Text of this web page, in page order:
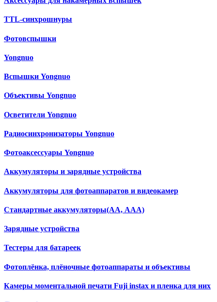
TTL-синхрошнуры
Фотовспышки
Yongnuo
Вспышки Yongnuo
Объективы Yongnuo
Осветители Yongnuo
Радиосинхронизаторы Yongnuo
Фотоаксессуары Yongnuo
Аккумуляторы и зарядные устройства
Аккумуляторы для фотоаппаратов и видеокамер
Cтандартные аккумуляторы(АА, ААА)
Зарядные устройства
Тестеры для батареек
Фотоплёнка, плёночные фотоаппараты и объективы
Камеры моментальной печати Fuji instax и пленка для них